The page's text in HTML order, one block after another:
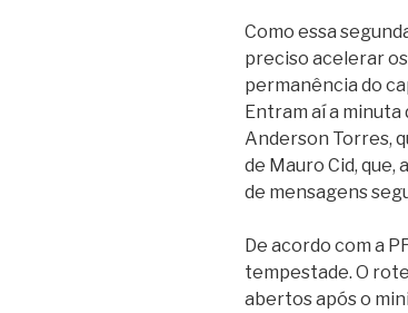
Como essa
preciso acelerar
permanência do
Entram aí a
Anderson Torres,
de Mauro Cid,
de mensagens
De acordo com a
tempestade. O
abertos após o